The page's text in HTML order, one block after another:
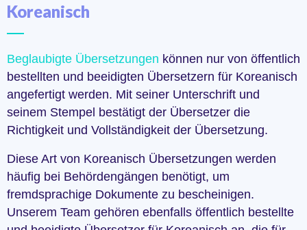
Koreanisch
Beglaubigte Übersetzungen können nur von öffentlich
bestellten und beeidigten Übersetzern für Koreanisch
angefertigt werden. Mit seiner Unterschrift und
seinem Stempel bestätigt der Übersetzer die
Richtigkeit und Vollständigkeit der Übersetzung.
Diese Art von Koreanisch Übersetzungen werden
häufig bei Behördengängen benötigt, um
fremdsprachige Dokumente zu bescheinigen.
Unserem Team gehören ebenfalls öffentlich bestellte